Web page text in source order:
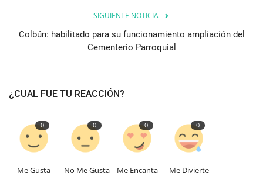
SIGUIENTE NOTICIA
Colbún: habilitado para su funcionamiento ampliación del
Cementerio Parroquial
¿CUAL FUE TU REACCIÓN?
0
Me Gusta
0
No Me Gusta
0
Me Encanta
0
Me Divierte